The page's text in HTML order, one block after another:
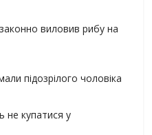
виловив рибу на
підозрілого чоловіка
не купатися у